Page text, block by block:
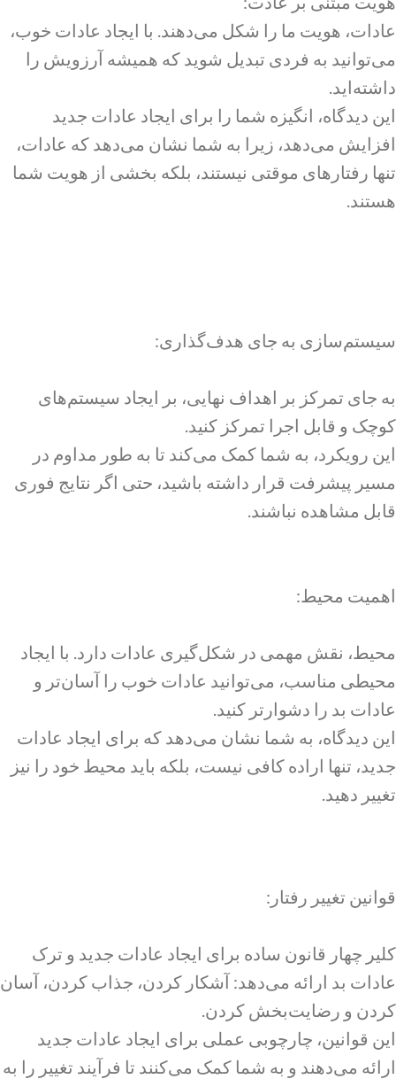
عادات، هویت ما را شکل می‌دهند. با ایجاد عادات خوب،
می‌توانید به فردی تبدیل شوید که همیشه آرزویش را
داشته‌اید.
این دیدگاه، انگیزه شما را برای ایجاد عادات جدید
افزایش می‌دهد، زیرا به شما نشان می‌دهد که عادات،
تنها رفتارهای موقتی نیستند، بلکه بخشی از هویت شما
هستند.
سیستم‌سازی به جای هدف‌گذاری:
به جای تمرکز بر اهداف نهایی، بر ایجاد سیستم‌های
کوچک و قابل اجرا تمرکز کنید.
این رویکرد، به شما کمک می‌کند تا به طور مداوم در
مسیر پیشرفت قرار داشته باشید، حتی اگر نتایج فوری
قابل مشاهده نباشند.
اهمیت محیط:
محیط، نقش مهمی در شکل‌گیری عادات دارد. با ایجاد
محیطی مناسب، می‌توانید عادات خوب را آسان‌تر و
عادات بد را دشوارتر کنید.
این دیدگاه، به شما نشان می‌دهد که برای ایجاد عادات
جدید، تنها اراده کافی نیست، بلکه باید محیط خود را نیز
تغییر دهید.
قوانین تغییر رفتار:
کلیر چهار قانون ساده برای ایجاد عادات جدید و ترک
عادات بد ارائه می‌دهد: آشکار کردن، جذاب کردن، آسان
کردن و رضایت‌بخش کردن.
این قوانین، چارچوبی عملی برای ایجاد عادات جدید
ارائه می‌دهند و به شما کمک می‌کنند تا فرآیند تغییر را به